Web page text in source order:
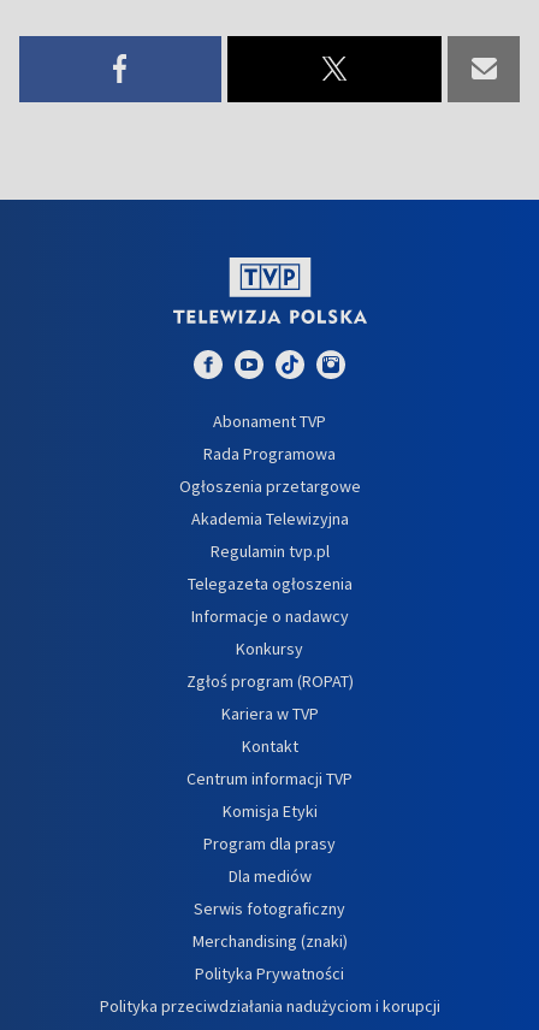
Abonament TVP
Rada Programowa
Ogłoszenia przetargowe
Akademia Telewizyjna
Regulamin tvp.pl
Telegazeta ogłoszenia
Informacje o nadawcy
Konkursy
Zgłoś program (ROPAT)
Kariera w TVP
Kontakt
Centrum informacji TVP
Komisja Etyki
Program dla prasy
Dla mediów
Serwis fotograficzny
Merchandising (znaki)
Polityka Prywatności
Polityka przeciwdziałania nadużyciom i korupcji